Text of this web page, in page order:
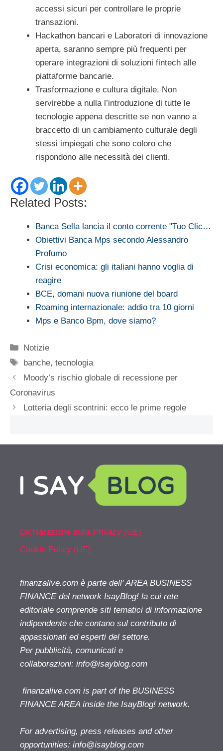
accessi sicuri per controllare le proprie
transazioni.
Hackathon bancari e Laboratori di innovazione
aperta, saranno sempre più frequenti per
operare integrazioni di soluzioni fintech alle
piattaforme bancarie.
Trasformazione e cultura digitale. Non
servirebbe a nulla l’introduzione di tutte le
tecnologie appena descritte se non vanno a
braccetto di un cambiamento culturale degli
stessi impiegati che sono coloro che
rispondono alle necessità dei clienti.
Related Posts:
Banca Sella lancia il conto corrente "Tuo Clic…
Obiettivi Banca Mps secondo Alessandro
Profumo
Crisi economica: gli italiani hanno voglia di
reagire
BCE, domani nuova riunione del board
Roaming internazionale: addio tra 10 giorni
Mps e Banco Bpm, dove siamo?
Categorie
Notizie
Tag
banche,tecnologia
Moody’s rischio globale di recessione per
Coronavirus
Lotteria degli scontrini: ecco le prime regole
Dichiarazione sulla Privacy (UE)
Cookie Policy (UE)
finanzalive.com è parte dell' AREA BUSINESS
FINANCE del network IsayBlog! la cui rete
editoriale comprende siti tematici di informazione
indipendente che contano sul contributo di
appassionati ed esperti del settore.
Per pubblicità, comunicati e
collaborazioni: info@isayblog.com
finanzalive.com is part of the BUSINESS
FINANCE AREA inside the IsayBlog! network.
For advertising, press releases and other
opportunities: info@isayblog.com